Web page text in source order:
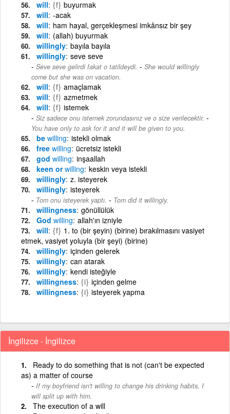
will {f} buyurmak
will -acak
will ham hayal, gerçekleşmesi imkânsız bir şey
will (allah) buyurmak
willingly bayıla bayıla
willingly seve seve
Seve seve gelirdi fakat o tatildeydi. - She would willingly
come but she was on vacation.
will {f} amaçlamak
will {f} azmetmek
will {f} istemek
Siz sadece onu istemek zorundasınız ve o size verilecektir. -
You have only to ask for it and it will be given to you.
be willing istekli olmak
free willing ücretsiz istekli
god willing inşaallah
keen orwilling keskin veya istekli
willingly z. isteyerek
willingly isteyerek
Tom onu isteyerek yaptı. - Tom did it willingly.
willingness gönüllülük
God willing allah'ın izniyle
will {f} 1. to (bir şeyin) (birine) bırakılmasını vasiyet
etmek, vasiyet yoluyla (bir şeyi) (birine)
willingly içinden gelerek
willingly can atarak
willingly kendi isteğiyle
willingness {i} içinden gelme
willingness {i} isteyerek yapma
İngilizce - İngilizce
Ready to do something that is not (can't be expected
as) a matter of course
If my boyfriend isn't willing to change his drinking habits, I
will split up with him.
The execution of a will